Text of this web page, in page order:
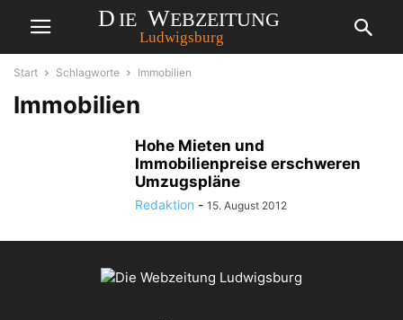
Start Schlagworte Immobilien
Immobilien
Hohe Mieten und
Immobilienpreise erschweren
Umzugspläne
Redaktion - 15. August 2012